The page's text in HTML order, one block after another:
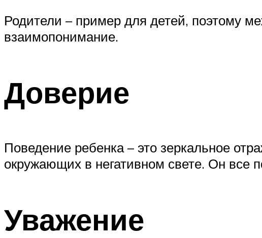
Родители – пример для детей, поэтому
взаимопонимание.
Доверие
Поведение ребенка – это зеркальное
окружающих в негативном свете. Он все
Уважение